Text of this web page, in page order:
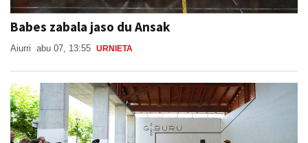
Babes zabala jaso du Ansak
Aiurri abu 07, 13:55 URNIETA